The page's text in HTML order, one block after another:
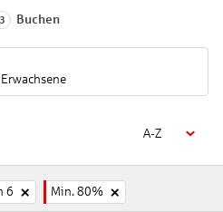
3 Buchen
A-Z
6 Min. 80%